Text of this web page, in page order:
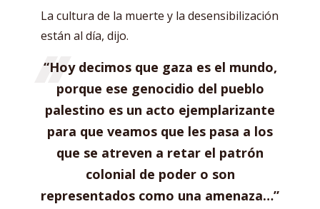
La cultura de la muerte y la desensibilización
están al día, dijo.
“Hoy decimos que gaza es el mundo,
porque ese genocidio del pueblo
palestino es un acto ejemplarizante
para que veamos que les pasa a los
que se atreven a retar el patrón
colonial de poder o son
representados como una amenaza…”